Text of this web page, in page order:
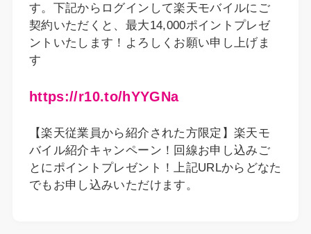
す。下記からログインして楽天モバイルにご
契約いただくと、最大14,000ポイントプレゼ
ントいたします！よろしくお願い申し上げま
す
https://r10.to/hYYGNa
【楽天従業員から紹介された方限定】楽天モ
バイル紹介キャンペーン！回線お申し込みご
とにポイントプレゼント！上記URLからどなた
でもお申し込みいただけます。